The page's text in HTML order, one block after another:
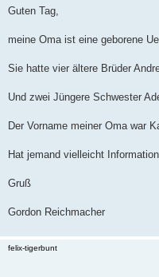
i
a
Guten Tag,
meine Oma ist eine geborene
Sie hatte vier ältere Brüder
Und zwei Jüngere Schwester
Der Vorname meiner Oma war
Hat jemand vielleicht
Gruß
Gordon Reichmacher
felix-tigerbunt